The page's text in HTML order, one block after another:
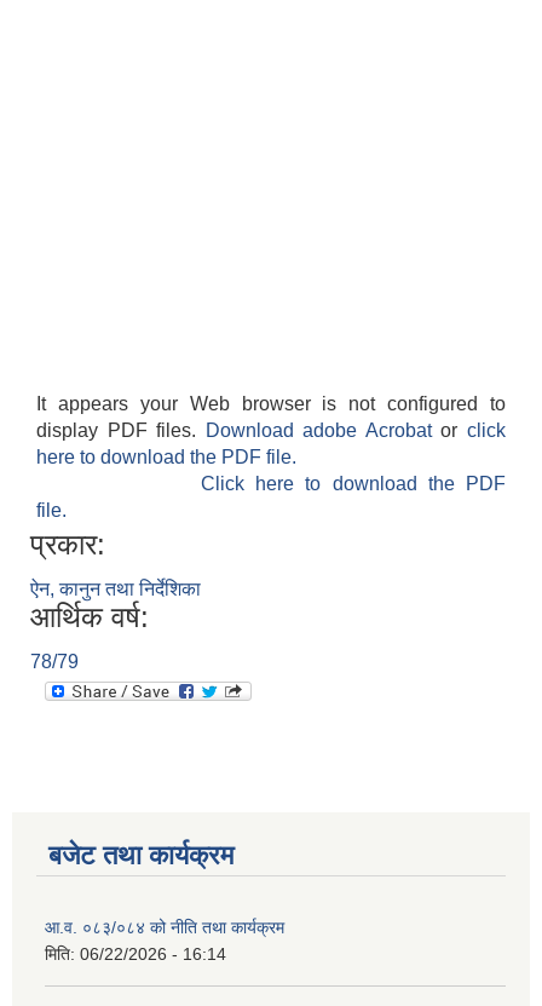
It appears your Web browser is not configured to
display PDF files.
Download adobe Acrobatorclick
here to download the PDF file.
Click here to download the PDF
file.
प्रकार:
ऐन, कानुन तथा निर्देशिका
आर्थिक वर्ष:
78/79
बजेट तथा कार्यक्रम
आ.व. ०८३/०८४ को नीति तथा कार्यक्रम
मिति: 06/22/2026 - 16:14